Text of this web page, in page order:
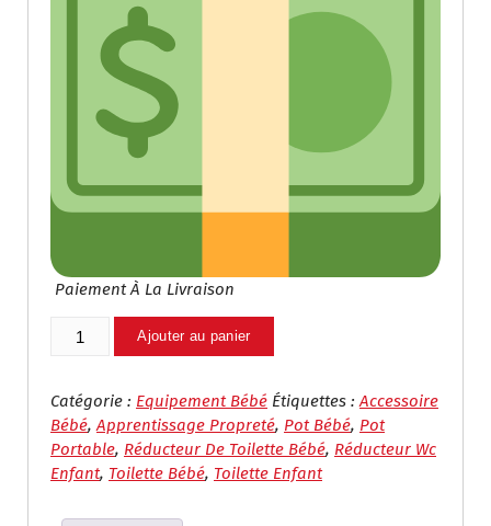
Paiement À La Livraison
Quantité
De
Toilette
Bébé
–
Baby
Ajouter au panier
Catégorie : Equipement Bébé Étiquettes :Accessoire
Bébé,Apprentissage Propreté, Pot Bébé, Pot
Portable, Réducteur De Toilette Bébé, Réducteur Wc
Enfant, Toilette Bébé, Toilette Enfant